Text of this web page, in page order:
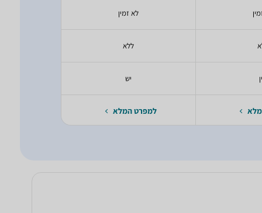
לא זמין
ללא
יש
למפרט המלא